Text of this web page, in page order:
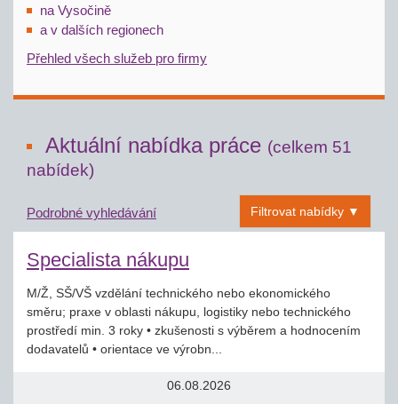
na Vysočině
a v dalších regionech
Přehled všech služeb pro firmy
Aktuální nabídka práce (celkem 51
nabídek)
Podrobné vyhledávání Filtrovat nabídky ▼
Specialista nákupu
M/Ž, SŠ/VŠ vzdělání technického nebo ekonomického
směru; praxe v oblasti nákupu, logistiky nebo technického
prostředí min. 3 roky • zkušenosti s výběrem a hodnocením
dodavatelů • orientace ve výrobn...
06.08.2026